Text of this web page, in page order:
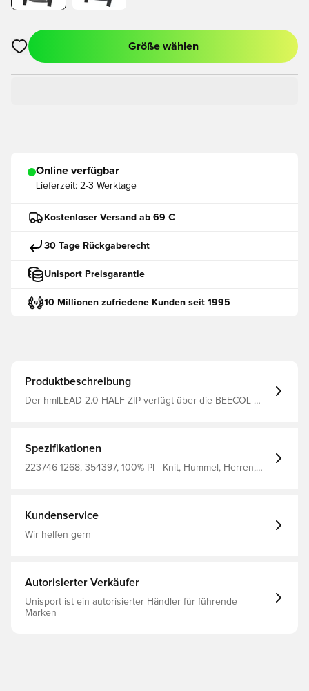
Öffnet ein neues Fenster zum Anmelden oder Registrieren
Größe wählen
Online verfügbar
Lieferzeit: 2-3 Werktage
Kostenloser Versand ab 69 €
30 Tage Rückgaberecht
Unisport Preisgarantie
10 Millionen zufriedene Kunden seit 1995
Produktbeschreibung
Der hmlLEAD 2.0 HALF ZIP verfügt über die BEECOL-
auf der Vorderseite und eine Garage mit Reißverschluss,
um das Kinn vor Scheuern zu schützen Chevrons an den
Schultern und das Hummel-Logo auf der Brust runden
Spezifikationen
223746-1268, 354397, 100% Pl - Knit, Hummel, Herren,
Kundenservice
Wir helfen gern
Autorisierter Verkäufer
Unisport ist ein autorisierter Händler für führende
Marken